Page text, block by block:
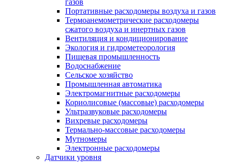
газов
Портативные расходомеры воздуха и газов
Термоанемометрические расходомеры
сжатого воздуха и инертных газов
Вентиляция и кондиционирование
Экология и гидрометеорология
Пищевая промышленность
Водоснабжение
Сельское хозяйство
Промышленная автоматика
Электромагнитные расходомеры
Кориолисовые (массовые) расходомеры
Ультразвуковые расходомеры
Вихревые расходомеры
Термально-массовые расходомеры
Мутномеры
Электронные расходомеры
Датчики уровня